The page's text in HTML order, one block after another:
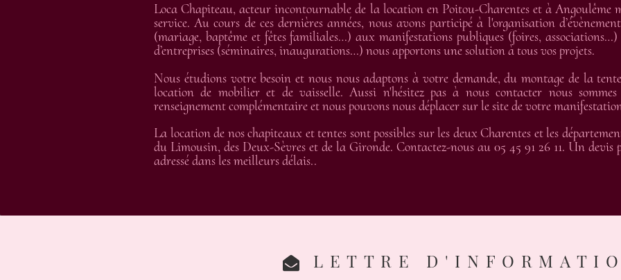
Loca Chapiteau, acteur incontournable de la location en Poitou-Charentes et à Angoulême
service. Au cours de ces dernières années, nous avons participé à l'organisation
(mariage, baptême et fêtes familiales…) aux manifestations publiques (foires, associations…)
d’entreprises (séminaires, inaugurations…) nous apportons une solution à tous vos projets.
Nous étudions votre besoin et nous nous adaptons à votre demande, du montage de la
location de mobilier et de vaisselle. Aussi n'hésitez pas à nous contacter nous
renseignement complémentaire et nous pouvons nous déplacer sur le site de votre
La location de nos chapiteaux et tentes sont possibles sur les deux Charentes et les
du Limousin, des Deux-Sèvres et de la Gironde. Contactez-nous au 05 45 91 26 11. Un devis
adressé dans les meilleurs délais..
LETTRE